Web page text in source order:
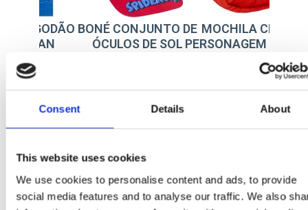
Consent Details About
This website uses cookies
We use cookies to personalise content and ads, to provide
social media features and to analyse our traffic. We also
DE
DE SOL
MOCHILA CRECHE
PERSONAGEM PELUCHE
TOALHA ALGODÃO
SPIDERMAN